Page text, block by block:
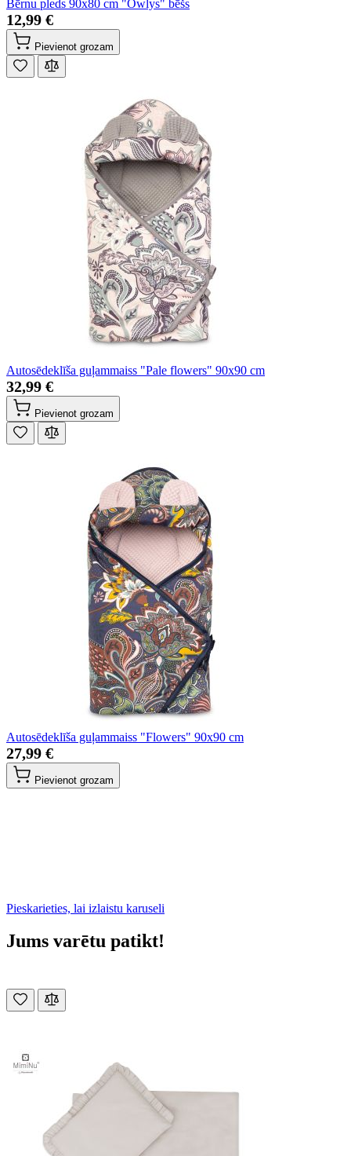
Bērnu pleds 90x80 cm "Owlys" bēšs
12,99 €
Pievienot grozam
Autosēdeklīša guļammaiss "Pale flowers" 90x90 cm
32,99 €
Pievienot grozam
Autosēdeklīša guļammaiss "Flowers" 90x90 cm
27,99 €
Pievienot grozam
Pieskarieties, lai izlaistu karuseli
Jums varētu patikt!